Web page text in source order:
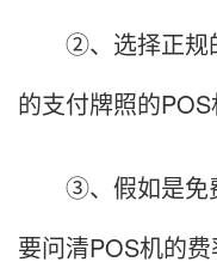
②、选择正规的
的支付牌照的POS
③、假如是免费
要问清POS机的